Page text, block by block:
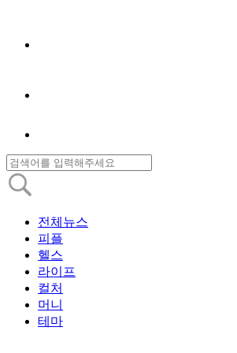
전체뉴스
피플
헬스
라이프
컬처
머니
테마